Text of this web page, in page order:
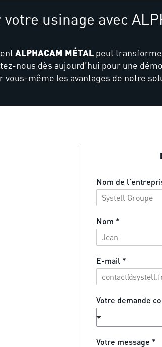
usinage avec
ALPHACAM MÉTAL peut
nous dès aujourd’hui pour une
vous-même les avantages de notre
Nom de
Nom *
r
é
m
E-mail *
Votre demande
Votre message *